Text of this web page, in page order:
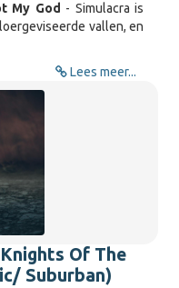
My God - Simulacra is
vallen, en
Lees meer...
Of The
Suburban)